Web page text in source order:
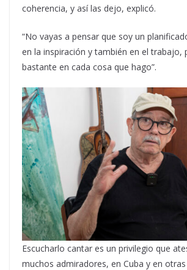
coherencia, y así las dejo, explicó.
“No vayas a pensar que soy un
en la inspiración y también en el trabajo,
bastante en cada cosa que hago”.
Escucharlo cantar es un privilegio que
muchos admiradores, en Cuba y en